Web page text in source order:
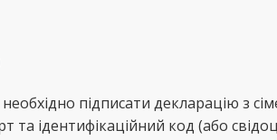
підписати декларацію з
та ідентифікаційний код (або